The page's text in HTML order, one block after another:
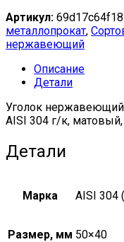
304
г/
к,
10056/DIN
1029
quantity
Артикул:
металлопрокат,
нержавеющий
Описание
Детали
Уголок
AISI 304 г/к,
Детали
Марка AISI 304
Размер, мм 50×40